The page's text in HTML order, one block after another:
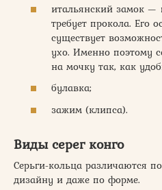
итальянский замок —
требует прокола. Его
существует
ухо. Именно поэтому
на мочку так, как
булавка;
зажим (клипса).
Виды серег конго
Серьги-кольца различаются
дизайну и даже по форме.